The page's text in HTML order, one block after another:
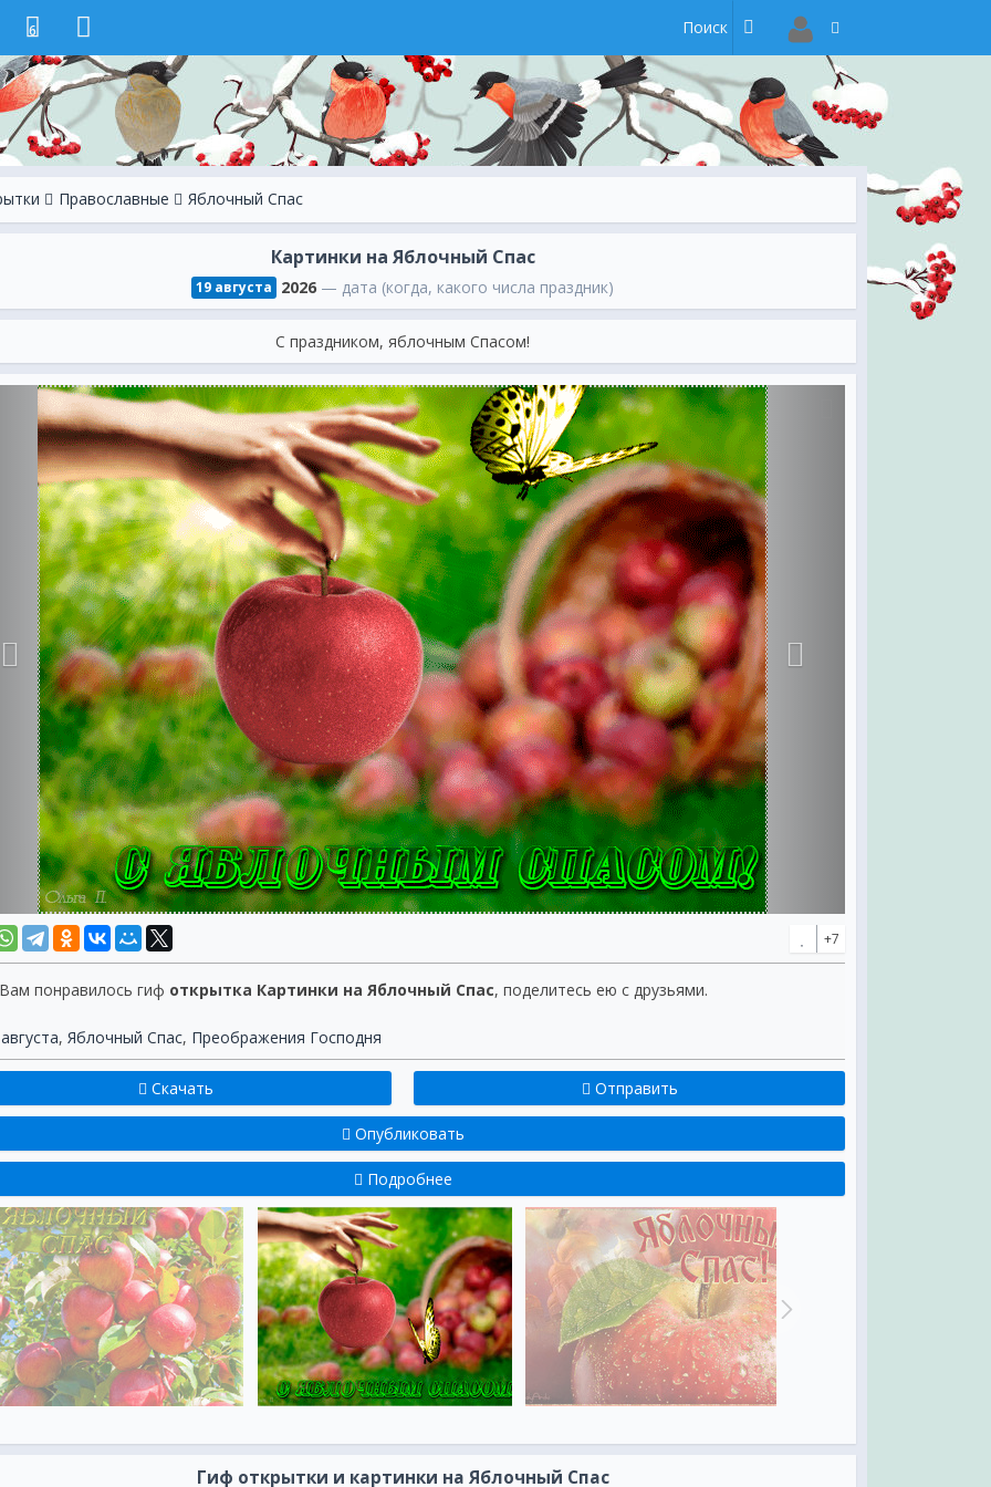
6
Православные Яблочный Спас
Картинки на Яблочный Спас
19 августа 2026— дата (когда, какого числа праздник)
С праздником, яблочным Спасом!
+7
понравилось гиф открытка Картинки на Яблочный Спас, поделитесь ею с друзьями.
, Яблочный Спас, Преображения Господня
Скачать Отправить
Опубликовать
Подробнее
Гиф открытки и картинки на Яблочный Спас